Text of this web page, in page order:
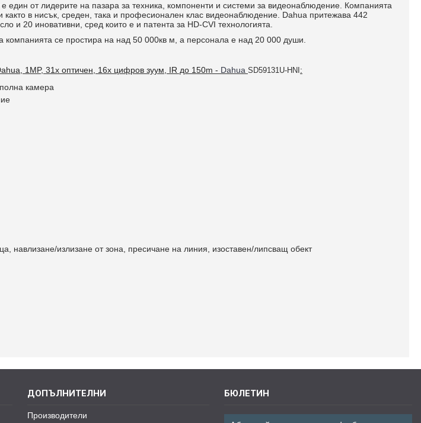
един от лидерите на пазара за техника, компоненти и системи за видеонаблюдение. Компанията
както в нисък, среден, така и професионален клас видеонаблюдение. Dahua притежава 442
и 20 иновативни, сред които е и патента за HD-CVI технологията.
компанията се простира на над 50 000кв м, а персонала е над 20 000 души.
1MP, 31x оптичен, 16x цифров зуум, IR до 150m - Dahua SD59131U-HNI :
камера
навлизане/излизане от зона, пресичане на линия, изоставен/липсващ обект
ДОПЪЛНИТЕЛНИ
Производители
БЮЛЕТИН